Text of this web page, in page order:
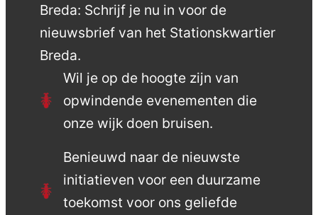
Breda: Schrijf je nu in voor de
nieuwsbrief van het Stationskwartier
Breda.
Wil je op de hoogte zijn van
opwindende evenementen die
onze wijk doen bruisen.
Benieuwd naar de nieuwste
initiatieven voor een duurzame
toekomst voor ons geliefde